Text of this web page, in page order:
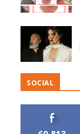
SOCIAL